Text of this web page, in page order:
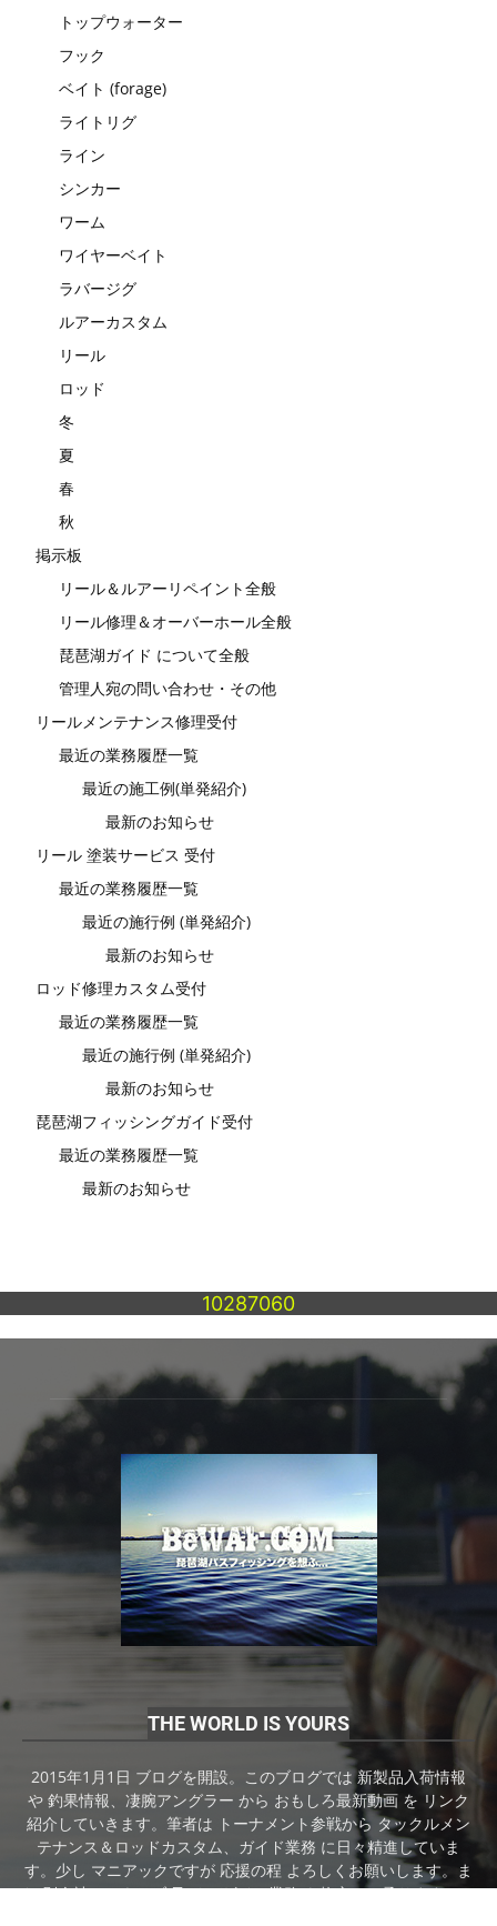
トップウォーター
フック
ベイト (forage)
ライトリグ
ライン
シンカー
ワーム
ワイヤーベイト
ラバージグ
ルアーカスタム
リール
ロッド
冬
夏
春
秋
掲示板
リール＆ルアーリペイント全般
リール修理＆オーバーホール全般
琵琶湖ガイド について全般
管理人宛の問い合わせ・その他
リールメンテナンス修理受付
最近の業務履歴一覧
最近の施工例(単発紹介)
最新のお知らせ
リール 塗装サービス 受付
最近の業務履歴一覧
最近の施行例 (単発紹介)
最新のお知らせ
ロッド修理カスタム受付
最近の業務履歴一覧
最近の施行例 (単発紹介)
最新のお知らせ
琵琶湖フィッシングガイド受付
最近の業務履歴一覧
最新のお知らせ
10287060
THE WORLD IS YOURS
2015年1月1日 ブログを開設。このブログでは 新製品入荷情報
や 釣果情報、凄腕アングラー から おもしろ最新動画 を リンク
紹介していきます。筆者は トーナメント参戦から タックルメン
テナンス＆ロッドカスタム、ガイド業務 に日々精進していま
す。少し マニアックですが 応援の程 よろしくお願いします。ま
た 別会社にてウェブ 及び デザイン業務 も格安にて承ります。ご